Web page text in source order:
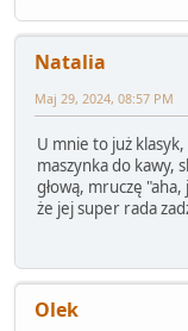
Natalia
Maj 29, 2024, 08:57 PM
U mnie to już
maszynka do kawy,
głową, mruczę
że jej super rada
Olek